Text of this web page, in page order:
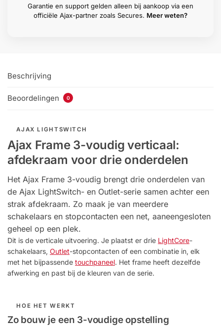
Garantie en support gelden alleen bij aankoop via een
officiële Ajax-partner zoals Secures. Meer weten?
Beschrijving
Beoordelingen 0
AJAX LIGHTSWITCH
Ajax Frame 3-voudig verticaal:
afdekraam voor drie onderdelen
Het Ajax Frame 3-voudig brengt drie onderdelen van
de Ajax LightSwitch- en Outlet-serie samen achter een
strak afdekraam. Zo maak je van meerdere
schakelaars en stopcontacten een net, aaneengesloten
geheel op een plek.
Dit is de verticale uitvoering. Je plaatst er drie LightCore-
schakelaars, Outlet-stopcontacten of een combinatie in, elk
met het bijpassende touchpaneel. Het frame heeft dezelfde
afwerking en past bij de kleuren van de serie.
HOE HET WERKT
Zo bouw je een 3-voudige opstelling